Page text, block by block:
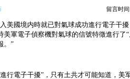
留言时间
美國境内時就已對氣球成功進行電子干
美軍電子偵察機對氣球的信號特徵進行了
。”
行電子干擾”，只有土共才可能知道，美